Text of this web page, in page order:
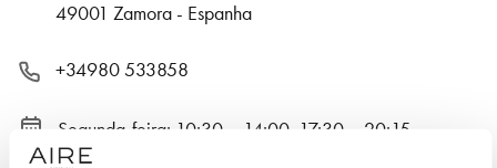
49001 Zamora - Espanha
+34980 533858
Segunda-feira: 10:30 – 14:00, 17:30 – 20:15
Terça-feira: 10:30 – 14:00, 17:30 – 20:15